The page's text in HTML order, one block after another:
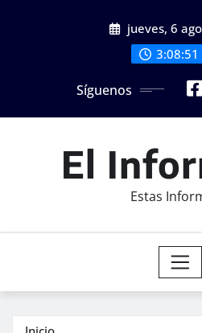
jueves, 6
3:08:52
Síguenos
El
Estas